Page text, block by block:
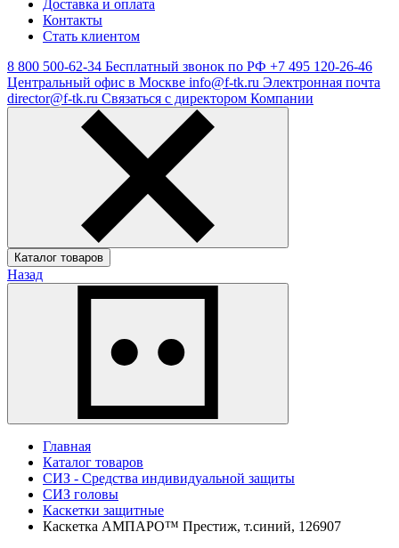
Доставка и оплата
Контакты
Стать клиентом
8 800 500-62-34 Бесплатный звонок по РФ +7 495 120-26-46
Центральный офис в Москве info@f-tk.ru Электронная почта
director@f-tk.ru Связаться с директором Компании
Каталог товаров
Назад
Главная
Каталог товаров
СИЗ - Средства индивидуальной защиты
СИЗ головы
Каскетки защитные
Каскетка АМПАРО™ Престиж, т.синий, 126907